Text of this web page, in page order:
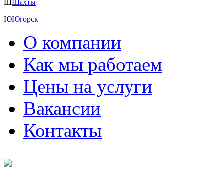
ШШахты
ЮЮгорск
О компании
Как мы работаем
Цены на услуги
Вакансии
Контакты